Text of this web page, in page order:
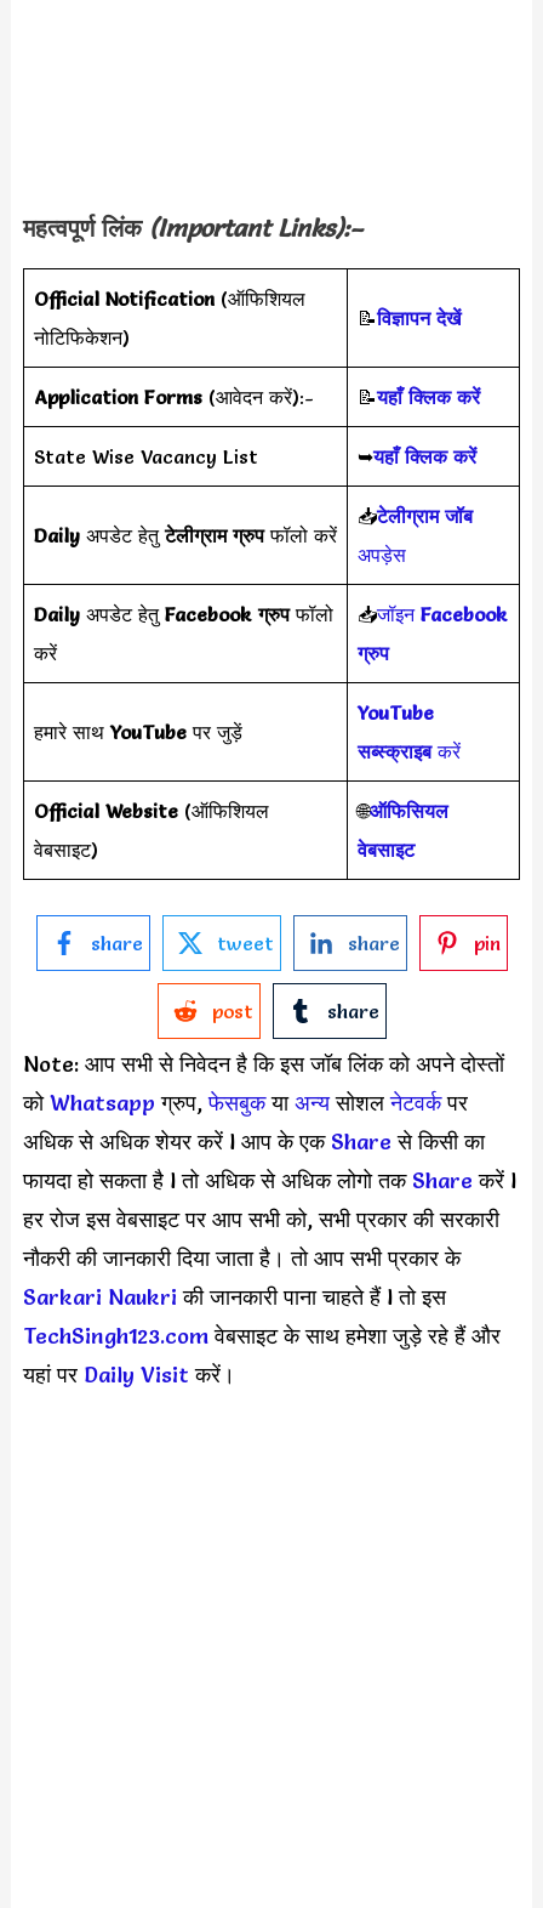
महत्वपूर्ण लिंक (Important Links):–
Official Notification (ऑफिशियल
नोटिफिकेशन)
📝विज्ञापन देखें
Application Forms(आवेदन करें):- 📝यहाँ क्लिक करें
State Wise Vacancy List ➥यहाँ क्लिक करें
Daily अपडेट हेतुटेलीग्राम ग्रुपफॉलो करें
📥टेलीग्राम जॉब
अपड़ेस
Daily अपडेट हेतुFacebook ग्रुपफॉलो
करें
📥जॉइन Facebook
ग्रुप
हमारे साथYouTubeपर जुड़ें
YouTube
सब्स्क्राइबकरें
Official Website (ऑफिशियल
वेबसाइट)
🌐ऑफिसियल
वेबसाइट
share tweet share pin
post share
Note: आप सभी से निवेदन है कि इस जॉब लिंक को अपने दोस्तों
कोWhatsapp ग्रुप,फेसबुकयाअन्यसोशलनेटवर्कपर
अधिक से अधिक शेयर करें l आप के एक Shareसे किसी का
फायदा हो सकता है l तो अधिक से अधिक लोगो तकShareकरें l
हर रोज इस वेबसाइट पर आप सभी को, सभी प्रकार की सरकारी
नौकरी की जानकारी दिया जाता है। तो आप सभी प्रकार के
Sarkari Naukri की जानकारी पाना चाहते हैं l तो इस
TechSingh123.comवेबसाइट के साथ हमेशा जुड़े रहे हैं और
यहां पर Daily Visit करें।